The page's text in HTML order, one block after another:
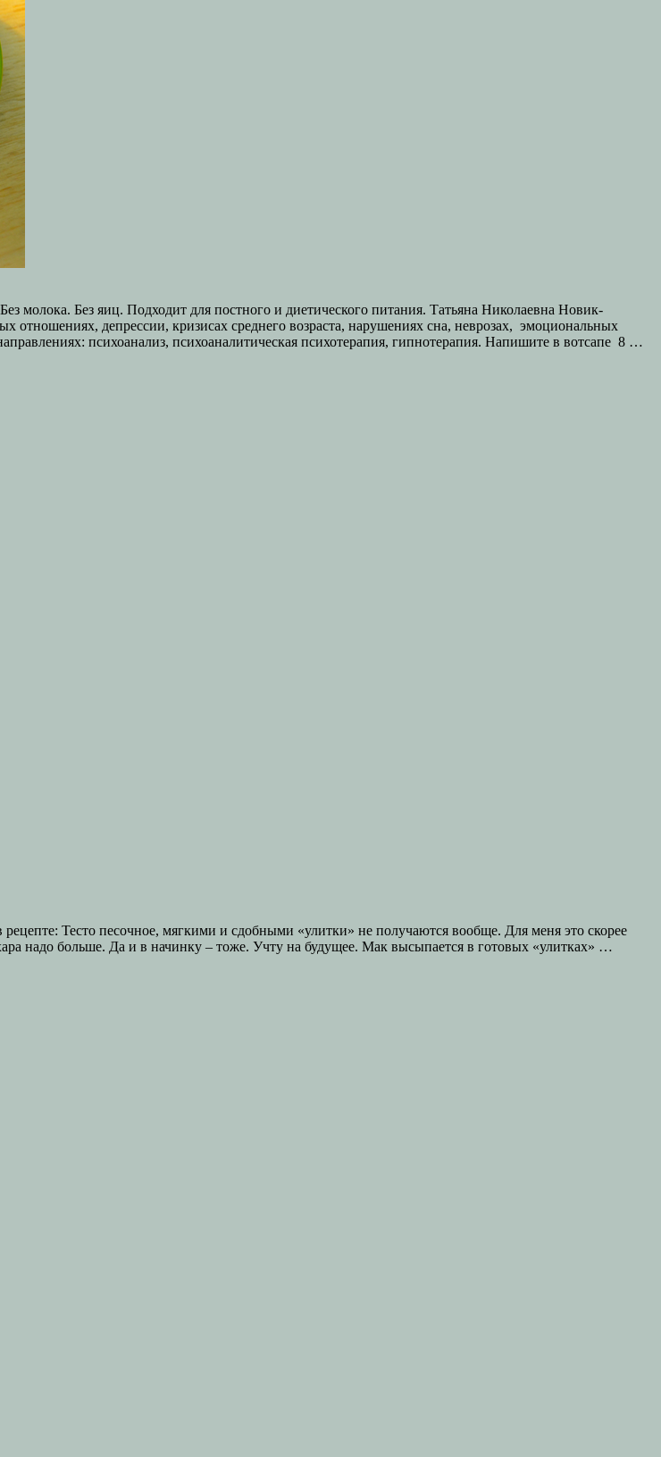
молока. Без яиц. Подходит для постного и диетического питания. Татьяна Николаевна Новик-
депрессии, кризисах среднего возраста, нарушениях сна, неврозах, эмоциональных
психоанализ, психоаналитическая психотерапия, гипнотерапия. Напишите в вотсапе 8 …
Тесто песочное, мягкими и сдобными «улитки» не получаются вообще. Для меня это скорее
надо больше. Да и в начинку – тоже. Учту на будущее. Мак высыпается в готовых «улитках» …